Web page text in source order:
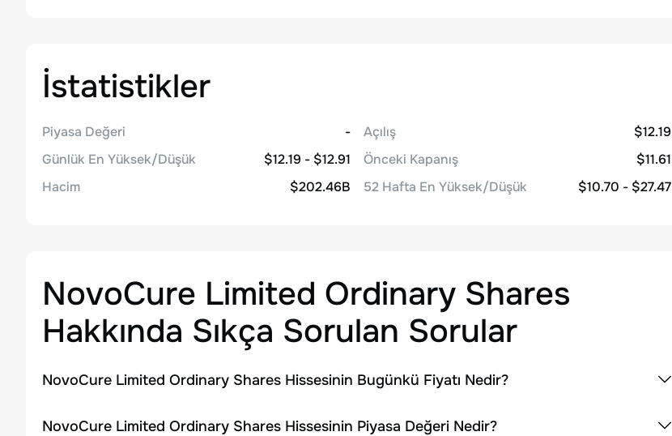
İstatistikler
Piyasa Değeri
-
Günlük En Yüksek/Düşük
$12.19 - $12.91
Hacim
$202.46B
Açılış
$12.19
Önceki Kapanış
$11.61
52 Hafta En Yüksek/Düşük
$10.70 - $27.47
NovoCure Limited Ordinary Shares
Hakkında Sıkça Sorulan Sorular
NovoCure Limited Ordinary Shares Hissesinin Bugünkü Fiyatı Nedir?
NovoCure Limited Ordinary Shares Hissesinin Piyasa Değeri Nedir?